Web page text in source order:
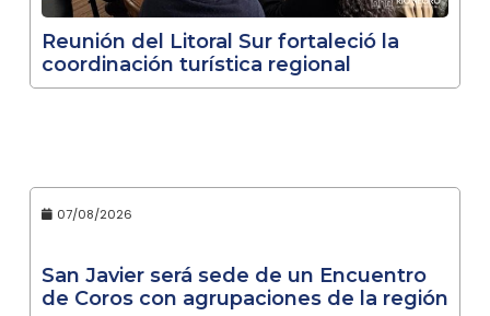
Reunión del Litoral Sur fortaleció la
coordinación turística regional
07/08/2026
San Javier será sede de un Encuentro
de Coros con agrupaciones de la región